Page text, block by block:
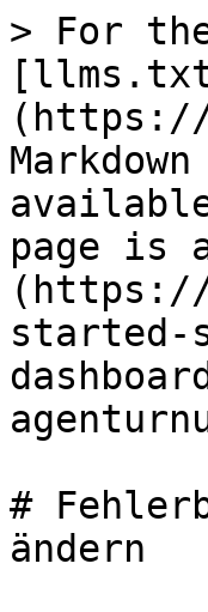
> For
(https://
page is
(https://
started-
#
ändern